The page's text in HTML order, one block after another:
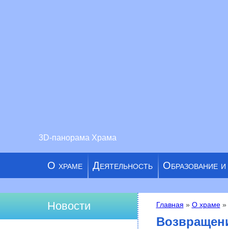
3D-панорама Храма
О храме Деятельность Образование
Вы здесь
Главная » О храме»
Новости